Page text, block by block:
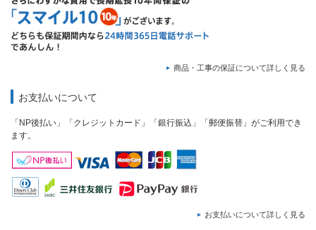
商品・工事の保証について詳しく見る
お支払いについて
「NP後払い」「クレジットカード」「銀行振込」「郵便振替」がご利用でき
ます。
お支払いについて詳しく見る